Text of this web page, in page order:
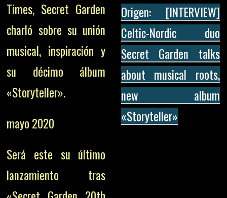
Times, Secret Garden
charló sobre su unión
musical, inspiración y
su décimo álbum
«Storyteller».
mayo 2020
Será este su último
lanzamiento tras
Origen: [INTERVIEW]
Celtic-Nordic duo
Secret Garden talks
about musical roots,
new album
«Storyteller»